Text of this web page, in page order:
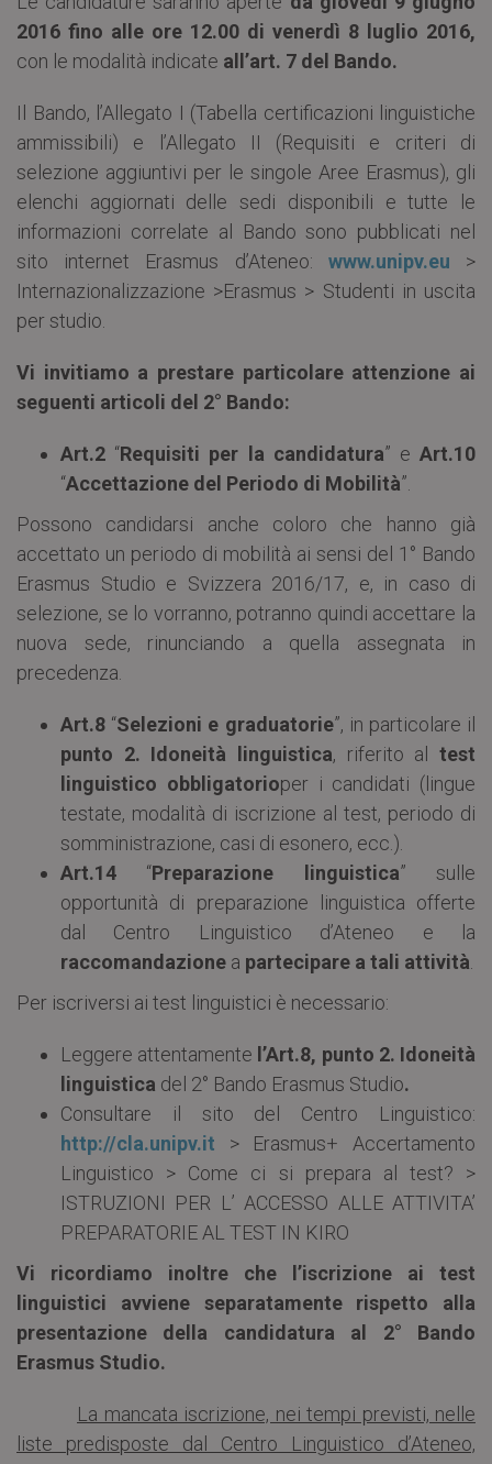
2016 fino alle ore 12.00 di venerdì 8 luglio 2016,
con le modalità indicate all’art. 7 del Bando.
Il Bando, l’Allegato I (Tabella certificazioni linguistiche
ammissibili) e l’Allegato II (Requisiti e criteri di
selezione aggiuntivi per le singole Aree Erasmus), gli
elenchi aggiornati delle sedi disponibili e tutte le
informazioni correlate al Bando sono pubblicati nel
sito internet Erasmus d’Ateneo: www.unipv.eu >
Internazionalizzazione >Erasmus > Studenti in uscita
per studio.
Vi invitiamo a prestare particolare attenzione ai
seguenti articoli del 2° Bando:
Art.2 “Requisiti per la candidatura” eArt.10
“Accettazione del Periodo di Mobilità”.
Possono candidarsi anche coloro che hanno già
accettato un periodo di mobilità ai sensi del 1° Bando
Erasmus Studio e Svizzera 2016/17, e, in caso di
selezione, se lo vorranno, potranno quindi accettare la
nuova sede, rinunciando a quella assegnata in
precedenza.
Art.8 “Selezioni e graduatorie”, in particolare il
punto 2. Idoneità linguistica, riferito al test
linguistico obbligatorioper i candidati (lingue
testate, modalità di iscrizione al test, periodo di
somministrazione, casi di esonero, ecc.).
Art.14 “Preparazione linguistica” sulle
opportunità di preparazione linguistica offerte
dal Centro Linguistico d’Ateneo e la
raccomandazione a partecipare a tali attività
Per iscriversi ai test linguistici è necessario:
Leggere attentamente l’Art.8, punto 2. Idoneità
linguistica del 2° Bando Erasmus Studio.
Consultare il sito del Centro Linguistico:
http://cla.unipv.it > Erasmus+ Accertamento
Linguistico > Come ci si prepara al test? >
ISTRUZIONI PER L’ ACCESSO ALLE ATTIVITA’
PREPARATORIE AL TEST IN KIRO
Vi ricordiamo inoltre che l’iscrizione ai test
linguistici avviene separatamente rispetto alla
presentazione della candidatura al 2° Bando
Erasmus Studio.
La mancata iscrizione, nei tempi previsti, nelle
liste predisposte dal Centro Linguistico d’Ateneo,